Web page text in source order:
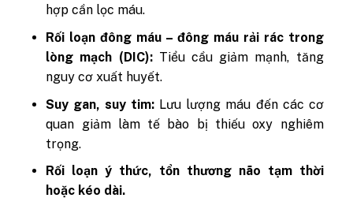
hợp cần lọc máu.
Rối loạn đông máu – đông máu rải rác trong
lòng mạch (DIC):Tiểu cầu giảm mạnh, tăng
nguy cơ xuất huyết.
Suy gan, suy tim: Lưu lượng máu đến các cơ
quan giảm làm tế bào bị thiếu oxy nghiêm
trọng.
Rối loạn ý thức, tổn thương não tạm thời
hoặc kéo dài.